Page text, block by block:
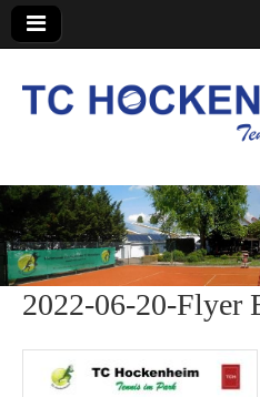
TC
2022-06-20-Flyer